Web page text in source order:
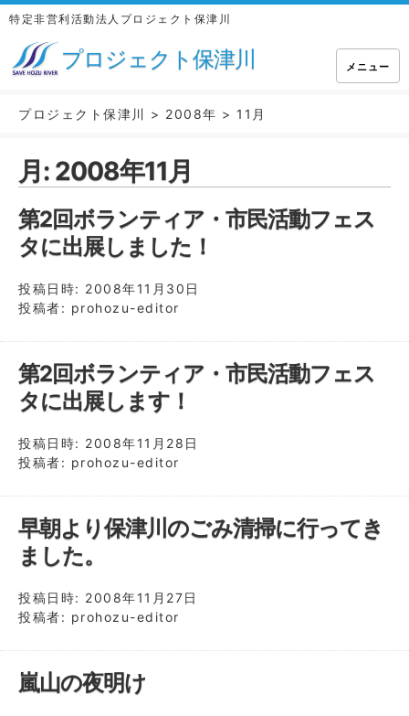
特定非営利活動法人プロジェクト保津川
プロジェクト保津川 メニュー
プロジェクト保津川 > 2008年 > 11月
月: 2008年11月
第2回ボランティア・市民活動フェス
タに出展しました！
投稿日時: 2008年11月30日
投稿者: prohozu-editor
第2回ボランティア・市民活動フェス
タに出展します！
投稿日時: 2008年11月28日
投稿者: prohozu-editor
早朝より保津川のごみ清掃に行ってき
ました。
投稿日時: 2008年11月27日
投稿者: prohozu-editor
嵐山の夜明け